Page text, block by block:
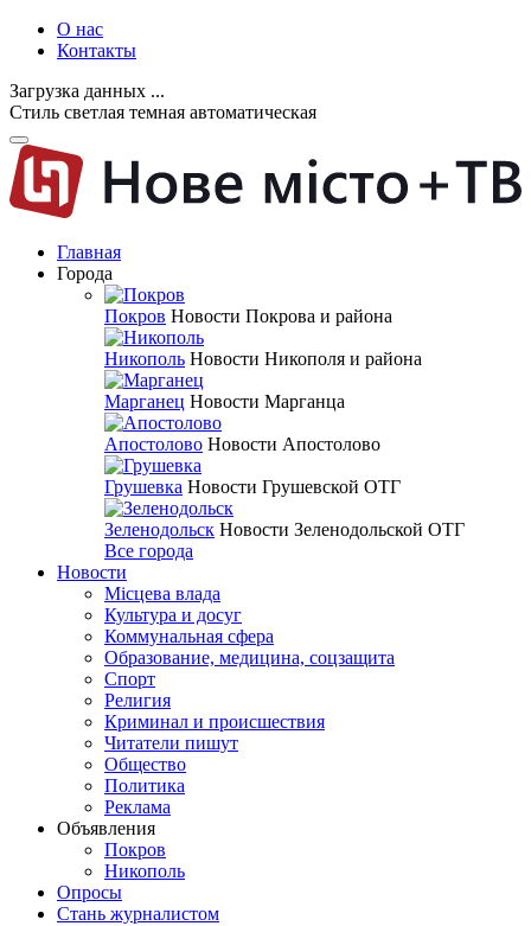
О нас
Контакты
Загрузка данных ...
Стиль светлая темная автоматическая
Главная
Города
Покров Новости Покрова и района
Никополь Новости Никополя и района
Марганец Новости Марганца
Апостолово Новости Апостолово
Грушевка Новости Грушевской ОТГ
Зеленодольск Новости Зеленодольской ОТГ
Все города
Новости
Місцева влада
Культура и досуг
Коммунальная сфера
Образование, медицина, соцзащита
Спорт
Религия
Криминал и происшествия
Читатели пишут
Общество
Политика
Реклама
Объявления
Покров
Никополь
Опросы
Стань журналистом